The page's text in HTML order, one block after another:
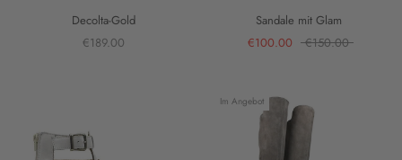
Decolta-Gold
€189.00
Sandale mit Glam
€100.00
€150.00
Im Angebot